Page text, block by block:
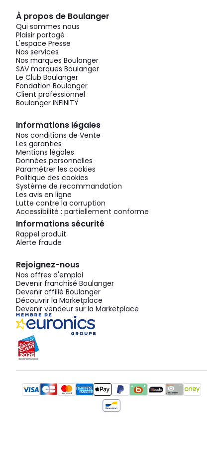
À propos de Boulanger
Qui sommes nous
Plaisir partagé
L'espace Presse
Nos services
Nos marques Boulanger
SAV marques Boulanger
Le Club Boulanger
Fondation Boulanger
Client professionnel
Boulanger INFINITY
Informations légales
Nos conditions de Vente
Les garanties
Mentions légales
Données personnelles
Paramétrer les cookies
Politique des cookies
Système de recommandation
Les avis en ligne
Lutte contre la corruption
Accessibilité : partiellement conforme
Informations sécurité
Rappel produit
Alerte fraude
Rejoignez-nous
Nos offres d'emploi
Devenir franchisé Boulanger
Devenir affilié Boulanger
Découvrir la Marketplace
Devenir vendeur sur la Marketplace